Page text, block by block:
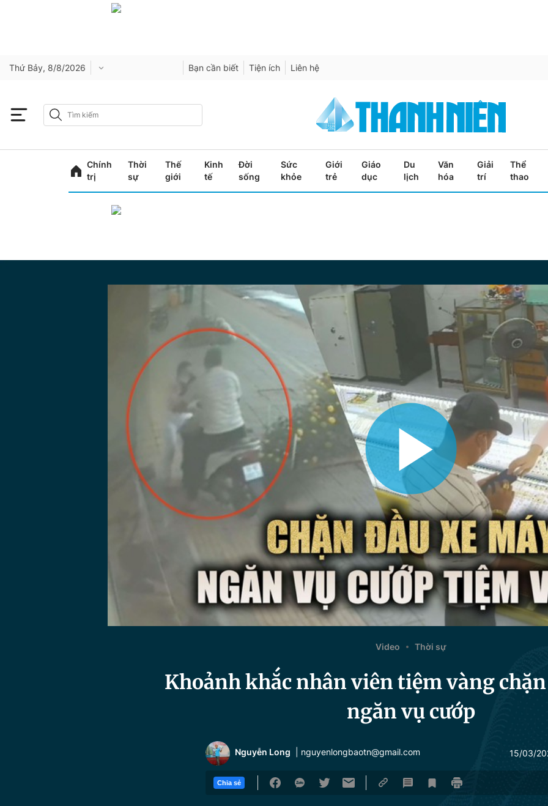
Thứ Bảy, 8/8/2026 Bạn cần biết Tiện ích Liên hệ
Chính
trị
Thời
sự
Thế
giới
Kinh
tế
Đời
sống
Sức
khỏe
Giới
trẻ
Giáo
dục
Du
lịch
Văn
hóa
Giải
trí
Thể
thao
Video Thời sự
Khoảnh khắc nhân viên tiệm vàng
ngăn vụ cướp
Nguyễn Long | nguyenlongbaotn@gmail.com 15/03/
Chia sẻ